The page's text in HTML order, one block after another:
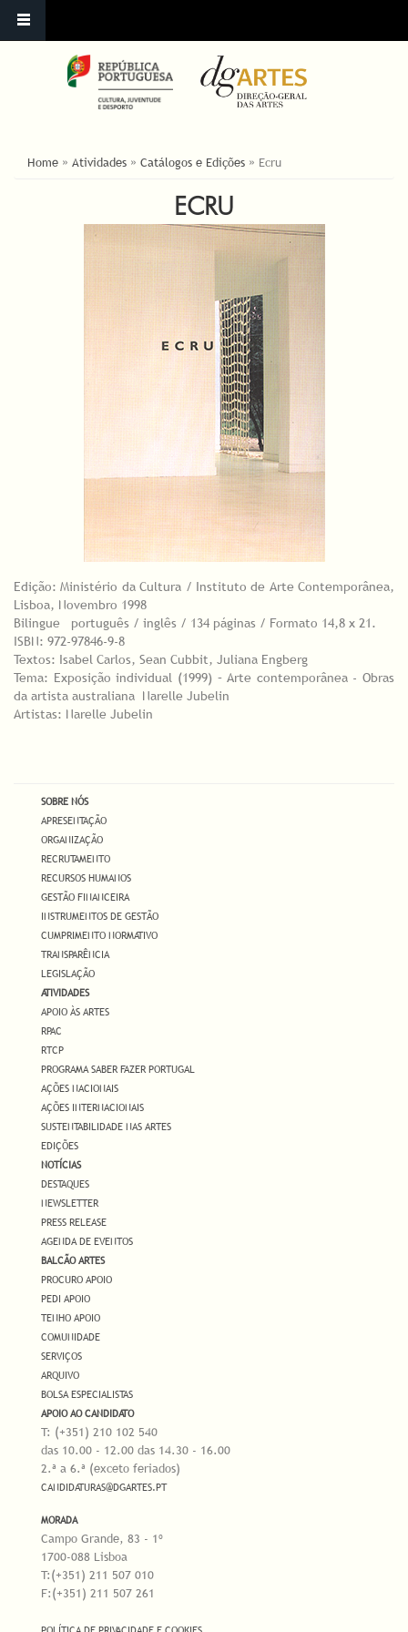
ESTÁ AQUI
Home » Atividades » Catálogos e Edições » Ecru
ECRU
Edição: Ministério da Cultura / Instituto de Arte Contemporânea,
Lisboa, Novembro 1998
Bilingue português / inglês / 134 páginas / Formato 14,8 x 21.
ISBN: 972-97846-9-8
Textos: Isabel Carlos, Sean Cubbit, Juliana Engberg
Tema: Exposição individual (1999) – Arte contemporânea - Obras
da artista australiana Narelle Jubelin
Artistas: Narelle Jubelin
SOBRE NÓS
APRESENTAÇÃO
ORGANIZAÇÃO
RECRUTAMENTO
RECURSOS HUMANOS
GESTÃO FINANCEIRA
INSTRUMENTOS DE GESTÃO
CUMPRIMENTO NORMATIVO
TRANSPARÊNCIA
LEGISLAÇÃO
ATIVIDADES
APOIO ÀS ARTES
RPAC
RTCP
PROGRAMA SABER FAZER PORTUGAL
AÇÕES NACIONAIS
AÇÕES INTERNACIONAIS
SUSTENTABILIDADE NAS ARTES
EDIÇÕES
NOTÍCIAS
DESTAQUES
NEWSLETTER
PRESS RELEASE
AGENDA DE EVENTOS
BALCÃO ARTES
PROCURO APOIO
PEDI APOIO
TENHO APOIO
COMUNIDADE
SERVIÇOS
ARQUIVO
BOLSA ESPECIALISTAS
APOIO AO CANDIDATO
T: (+351) 210 102 540
das 10.00 - 12.00 das 14.30 - 16.00
2.ª a 6.ª (exceto feriados)
CANDIDATURAS@DGARTES.PT
MORADA
Campo Grande, 83 - 1º
1700-088 Lisboa
T:(+351) 211 507 010
F:(+351) 211 507 261